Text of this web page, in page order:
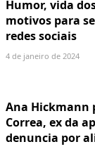
Humor, vida
motivos para
redes sociais
4 de janeiro de 2024
Ana Hickmann
Correa, ex da
denuncia por